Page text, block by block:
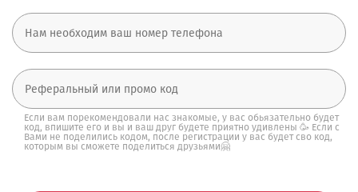
Если вам порекомендовали нас знакомые, у вас обьязательно будет
код, впишите его и вы и ваш друг будете приятно удивлены 🥳 Если с
Вами не поделились кодом, после регистрации у вас будет сво код,
которым вы сможете поделиться друзьями🤗